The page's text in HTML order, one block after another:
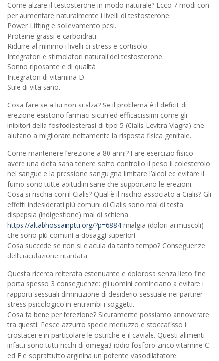
Come alzare il testosterone in modo naturale? Ecco 7 modi con
per aumentare naturalmente i livelli di testosterone:
Power Lifting e sollevamento pesi.
Proteine grassi e carboidrati.
Ridurre al minimo i livelli di stress e cortisolo.
Integratori e stimolatori naturali del testosterone.
Sonno riposante e di qualità
Integratori di vitamina D.
Stile di vita sano.
Cosa fare se a lui non si alza? Se il problema è il deficit di
erezione esistono farmaci sicuri ed efficacissimi come gli
inibitori della fosfodiesterasi di tipo 5 (Cialis Levitra Viagra) che
aiutano a migliorare nettamente la risposta fisica genitale.
Come mantenere l’erezione a 80 anni? Fare esercizio fisico
avere una dieta sana tenere sotto controllo il peso il colesterolo
nel sangue e la pressione sanguigna limitare l’alcol ed evitare il
fumo sono tutte abitudini sane che supportano le erezioni.
Cosa si rischia con il Cialis? Qual è il rischio associato a Cialis? Gli
effetti indesiderati più comuni di Cialis sono mal di testa
dispepsia (indigestione) mal di schiena
https://altabhossainptti.org/?p=6884 mialgia (dolori ai muscoli)
che sono più comuni a dosaggi superiori.
Cosa succede se non si eiacula da tanto tempo? Conseguenze
dell’eiaculazione ritardata
Questa ricerca reiterata estenuante e dolorosa senza lieto fine
porta spesso 3 conseguenze: gli uomini cominciano a evitare i
rapporti sessuali diminuzione di desiderio sessuale nei partner
stress psicologico in entrambi i soggetti.
Cosa fa bene per l’erezione? Sicuramente possiamo annoverare
tra questi: Pesce azzurro specie merluzzo e stoccafisso i
crostacei e in particolare le ostriche e il caviale. Questi alimenti
infatti sono tutti ricchi di omega3 iodio fosforo zinco vitamine C
ed E e soprattutto arginina un potente Vasodilatatore.